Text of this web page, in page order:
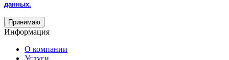
данных.
Принимаю
Информация
О компании